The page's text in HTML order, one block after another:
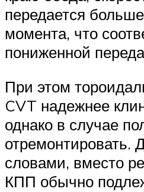
передается
момента, что
пониженной
При этом
CVT надежнее
однако в случае
отремонтировать.
словами, вместо
КПП обычно